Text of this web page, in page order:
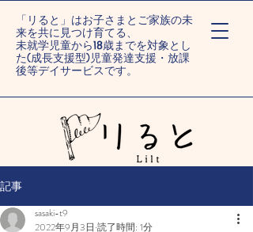
「リると」はお子さまとご家族の未
来を共に見つけ育てる、
未就学児童から18歳までを対象とし
た(成長支援型)児童発達支援・放課
後等デイサービスです。
記事
sasaki-t9
2022年9月3日 読了時間: 1分